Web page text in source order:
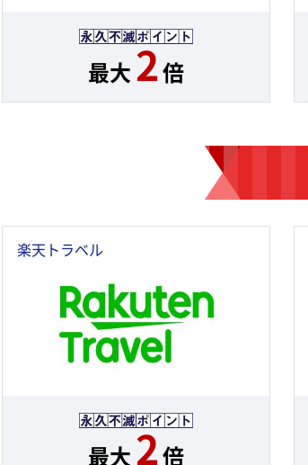
最大2倍
楽天トラベル
最大2倍